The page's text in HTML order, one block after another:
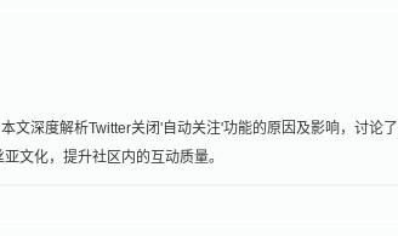
文深度解析Twitter关闭'自动关注'功能的原因及影响，讨论
文化，提升社区内的互动质量。